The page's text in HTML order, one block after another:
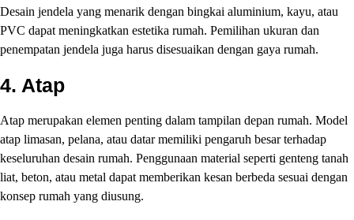
Desain jendela yang menarik dengan bingkai aluminium, kayu, atau
PVC dapat meningkatkan estetika rumah. Pemilihan ukuran dan
penempatan jendela juga harus disesuaikan dengan gaya rumah.
4. Atap
Atap merupakan elemen penting dalam tampilan depan rumah. Model
atap limasan, pelana, atau datar memiliki pengaruh besar terhadap
keseluruhan desain rumah. Penggunaan material seperti genteng tanah
liat, beton, atau metal dapat memberikan kesan berbeda sesuai dengan
konsep rumah yang diusung.